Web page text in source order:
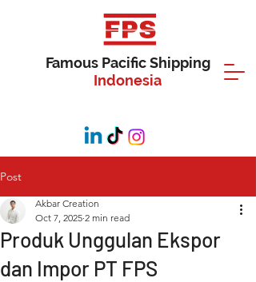
Famous Pacific Shipping
Indonesia
Post
Produk Unggulan Ekspor
dan Impor PT FPS
Akbar Creation
Oct 7, 2025 2 min read